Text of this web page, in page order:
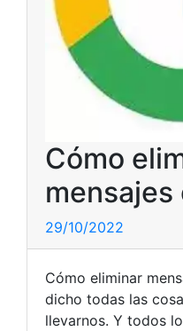
Cómo
mensajes
29/10/2022
Cómo eliminar
dicho todas las
llevarnos. Y todos